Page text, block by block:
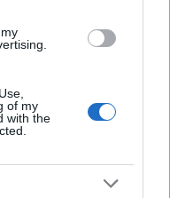
of my
with the
Drei»
!»
Moldova!»
x Pete
«Sólo Quiero